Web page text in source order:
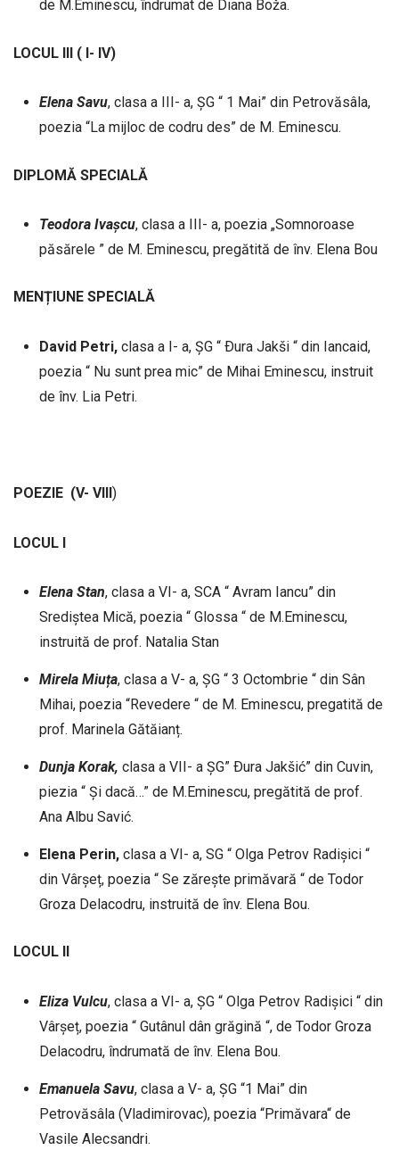
de M.Eminescu, îndrumat de Diana Boža.
LOCUL III ( I- IV)
Elena Savu, clasa a III- a, ȘG “ 1 Mai” din Petrovăsâla,
poezia “La mijloc de codru des” de M. Eminescu.
DIPLOMĂ SPECIALĂ
Teodora Ivașcu, clasa a III- a, poezia „Somnoroase
păsărele ” de M. Eminescu, pregătită de înv. Elena Bou
MENȚIUNE SPECIALĂ
David Petri, clasa a I- a, ȘG “ Ðura Jakši “ din Iancaid,
poezia “ Nu sunt prea mic” de Mihai Eminescu, instruit
de înv. Lia Petri.
POEZIE (V- VIII )
LOCUL I
Elena Stan, clasa a VI- a, SCA “ Avram Iancu” din
Srediștea Mică, poezia “ Glossa “ de M.Eminescu,
instruită de prof. Natalia Stan
Mirela Miuța, clasa a V- a, ȘG “ 3 Octombrie “ din Sân
Mihai, poezia “Revedere “ de M. Eminescu, pregatită de
prof. Marinela Gătăianț.
Dunja Korak, clasa a VII- a ȘG” Ðura Jakšić” din Cuvin,
piezia “ Și dacă…” de M.Eminescu, pregătită de prof.
Ana Albu Savić.
Elena Perin, clasa a VI- a, SG “ Olga Petrov Radișici “
din Vârșeț, poezia “ Se zărește primăvară “ de Todor
Groza Delacodru, instruită de înv. Elena Bou.
LOCUL II
Eliza Vulcu, clasa a VI- a, ȘG “ Olga Petrov Radișici “ din
Vârșeț, poezia “ Gutânul dân grăgină “, de Todor Groza
Delacodru, îndrumată de înv. Elena Bou.
Emanuela Savu, clasa a V- a, ȘG “1 Mai” din
Petrovăsâla (Vladimirovac), poezia “Primăvara“ de
Vasile Alecsandri.